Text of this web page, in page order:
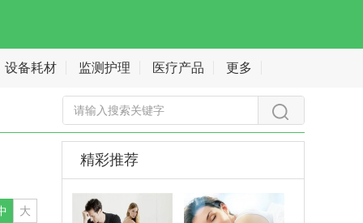
设备耗材 监测护理 医疗产品 更多
大
精彩推荐